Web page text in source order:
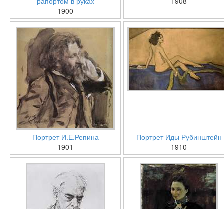
1900
Портрет И.Е.Репина
1901
Портрет Иды Рубинштейн
1910